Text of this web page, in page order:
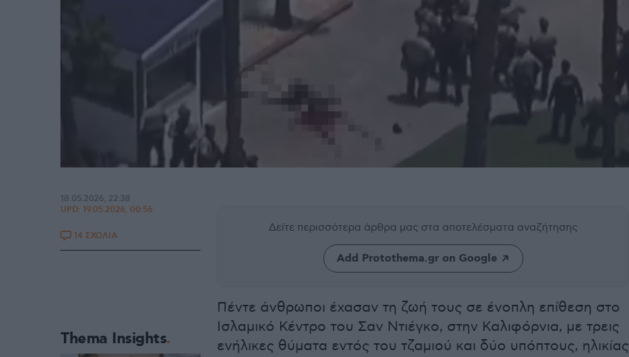
Δείτε περισσότερα άρθρα μας στα αποτελέσματα αναζήτησης
Add Protothema.gr on Google
Πέντε άνθρωποι έχασαν τη ζωή τους σε ένοπλη επίθεση στο
Ισλαμικό Κέντρο του Σαν Ντιέγκο, στην Καλιφόρνια, με τρεις
ενήλικες θύματα εντός του τζαμιού και δύο υπόπτους, ηλικίας
18.05.2026, 22:38
UPD: 19.05.2026, 00:56
14 ΣΧΟΛΙΑ
Thema Insights